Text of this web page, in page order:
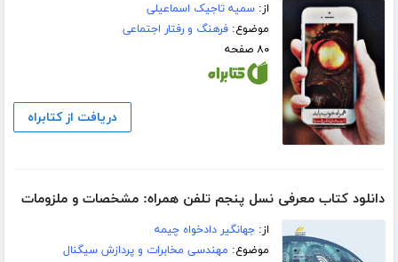
از:سمیه تاجیک اسماعیلی
موضوع:فرهنگ و رفتار اجتماعی
۸۰ صفحه
دریافت از کتابراه
دانلود کتاب معرفی نسل پنجم تلفن همراه: مشخصات و ملزومات
از:جهانگیر دادخواه چیمه
موضوع: مهندسی مخابرات و پردازش سیگنال